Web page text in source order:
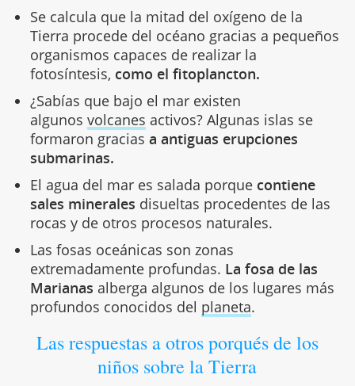
Se calcula que la mitad del oxígeno de la
Tierra procede del océano gracias a pequeños
organismos capaces de realizar la
fotosíntesis, como el fitoplancton.
¿Sabías que bajo el mar existen
algunos volcanes activos? Algunas islas se
formaron gracias a antiguas erupciones
submarinas.
El agua del mar es salada porque contiene
sales minerales disueltas procedentes de las
rocas y de otros procesos naturales.
Las fosas oceánicas son zonas
extremadamente profundas. La fosa de las
Marianas alberga algunos de los lugares más
profundos conocidos del planeta.
Las respuestas a otros porqués de los
niños sobre la Tierra